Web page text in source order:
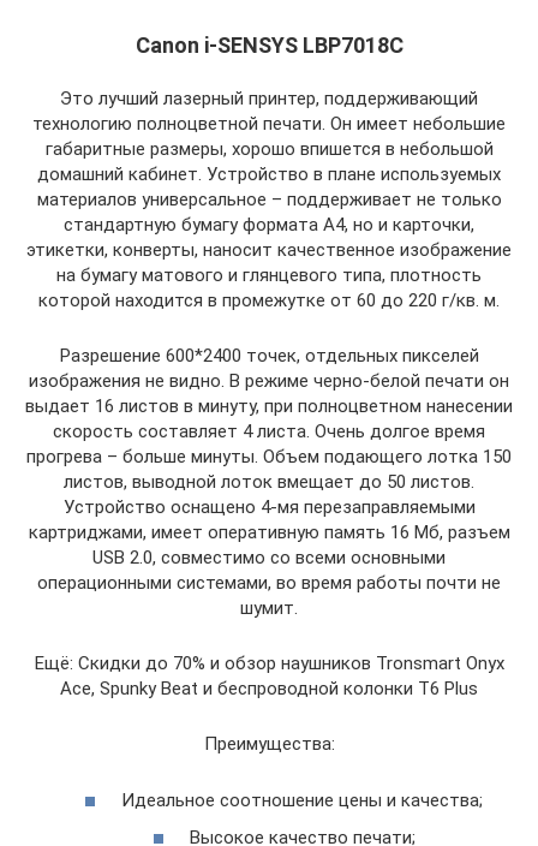
Canon i-SENSYS LBP7018C
Это лучший лазерный принтер, поддерживающий
технологию полноцветной печати. Он имеет небольшие
габаритные размеры, хорошо впишется в небольшой
домашний кабинет. Устройство в плане используемых
материалов универсальное – поддерживает не только
стандартную бумагу формата А4, но и карточки,
этикетки, конверты, наносит качественное изображение
на бумагу матового и глянцевого типа, плотность
которой находится в промежутке от 60 до 220 г/кв. м.
Разрешение 600*2400 точек, отдельных пикселей
изображения не видно. В режиме черно-белой печати он
выдает 16 листов в минуту, при полноцветном нанесении
скорость составляет 4 листа. Очень долгое время
прогрева – больше минуты. Объем подающего лотка 150
листов, выводной лоток вмещает до 50 листов.
Устройство оснащено 4-мя перезаправляемыми
картриджами, имеет оперативную память 16 Мб, разъем
USB 2.0, совместимо со всеми основными
операционными системами, во время работы почти не
шумит.
Ещё: Скидки до 70% и обзор наушников Tronsmart Onyx
Ace, Spunky Beat и беспроводной колонки T6 Plus
Преимущества:
Идеальное соотношение цены и качества;
Высокое качество печати;